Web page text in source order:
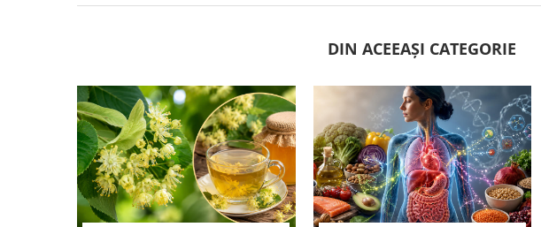
DIN ACEEAȘI CATEGORIE